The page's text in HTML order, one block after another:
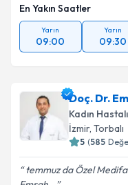
En Yakın Saatler
Yarın
09:00
Yarın
09:30
Doç. Dr.
Kadın
İzmir, Torbalı
5 (585
temmuz da Özel